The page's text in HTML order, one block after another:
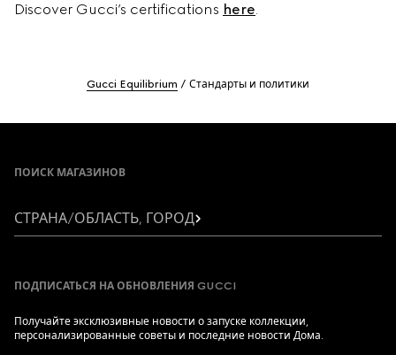
Discover Gucci’s certifications here.
Gucci Equilibrium Стандарты и политики
ПОИСК МАГАЗИНОВ
СТРАНА/ОБЛАСТЬ, ГОРОД
ПОДПИСАТЬСЯ НА ОБНОВЛЕНИЯ GUCCI
Получайте эксклюзивные новости о запуске коллекции,
персонализированные советы и последние новости Дома.